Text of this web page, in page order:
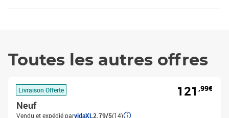
Toutes les autres offres
Livraison Offerte
Neuf
Vendu et expédié parvidaXL 2.79/5(14)
121 ,99€